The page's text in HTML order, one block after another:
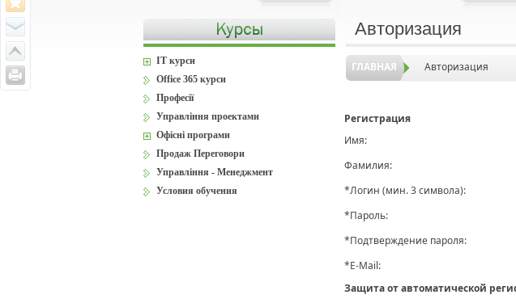
Авторизация
ГЛАВНАЯ Авторизация
Регистрация
Имя:
Фамилия:
*Логин (мин. 3 символа):
*Пароль:
*Подтверждение пароля:
*E-Mail:
Защита от автоматической
IT курси
Office 365 курси
Професії
Управління проектами
Офісні програми
Продаж Переговори
Управління - Менеджмент
Условия обучения